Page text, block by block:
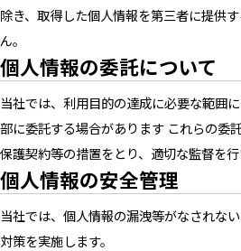
除き、取得した個人情報を第三者に提供
ん。
個人情報の委託について
当社では、利用目的の達成に必要な範囲
部に委託する場合があります これらの委
保護契約等の措置をとり、適切な監督を行
個人情報の安全管理
当社では、個人情報の漏洩等がなされな
対策を実施します。